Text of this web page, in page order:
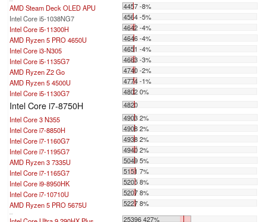
AMD Steam Deck OLED APU
4457 -8%
Intel Core i5-1038NG7
4564 -5%
Intel Core i5-11300H
4642 -4%
AMD Ryzen 5 PRO 4650U
4646 -4%
Intel Core i3-N305
4651 -4%
Intel Core i5-1135G7
4663 -3%
AMD Ryzen Z2 Go
4740 -2%
AMD Ryzen 5 4500U
4774 -1%
Intel Core i5-1130G7
4802 0%
Intel Core i7-8750H
4820
Intel Core 3 N355
4903 2%
Intel Core i7-8850H
4908 2%
Intel Core i7-1160G7
4938 2%
Intel Core i7-1195G7
4940 2%
AMD Ryzen 3 7335U
5049 5%
Intel Core i7-1165G7
5151 7%
Intel Core i9-8950HK
5205 8%
Intel Core i7-10710U
5207 8%
AMD Ryzen 5 PRO 5675U
5227 8%
25396 427%